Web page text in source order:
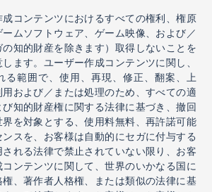
コンテンツにおけるすべての権利、権原
ムソフトウェア、ゲーム映像、および／
知的財産を除きます）取得しないことを
ます。ユーザー作成コンテンツに関し、
る範囲で、使用、再現、修正、翻案、上
および／または処理のため、すべての適
知的財産権に関する法律に基づき、撤回
を対象とする、使用料無料、再許諾可能
スを、お客様は自動的にセガに付与する
れる法律で禁止されていない限り、お客
ンテンツに関して、世界のいかなる国に
、著作者人格権、または類似の法律に基